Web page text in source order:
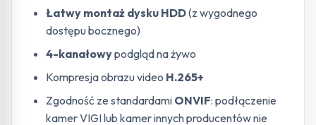
Łatwy montaż dysku HDD(z wygodnego
dostępu bocznego)
4-kanałowypodgląd na żywo
Kompresja obrazu video H.265+
Zgodność ze standardami ONVIF: podłączenie
kamer VIGI lub kamer innych producentów nie